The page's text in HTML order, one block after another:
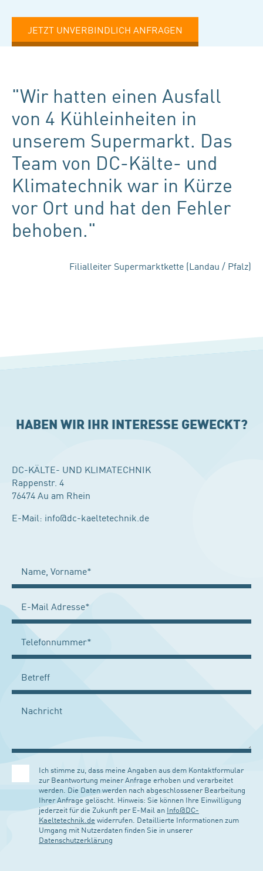
JETZT UNVERBINDLICH ANFRAGEN
"Wir hatten einen Ausfall
von 4 Kühleinheiten in
unserem Supermarkt. Das
Team von DC-Kälte- und
Klimatechnik war in Kürze
vor Ort und hat den Fehler
behoben."
Filialleiter Supermarktkette (Landau / Pfalz)
HABEN WIR IHR INTERESSE GEWECKT?
DC-KÄLTE- UND KLIMATECHNIK
Rappenstr. 4
76474 Au am Rhein
E-Mail: info@dc-kaeltetechnik.de
Ich stimme zu, dass meine Angaben aus dem Kontaktformular
zur Beantwortung meiner Anfrage erhoben und verarbeitet
werden. Die Daten werden nach abgeschlossener Bearbeitung
Ihrer Anfrage gelöscht. Hinweis: Sie können Ihre Einwilligung
jederzeit für die Zukunft per E-Mail an Info@DC-
Kaeltetechnik.de widerrufen. Detaillierte Informationen zum
Umgang mit Nutzerdaten finden Sie in unserer
Datenschutzerklärung